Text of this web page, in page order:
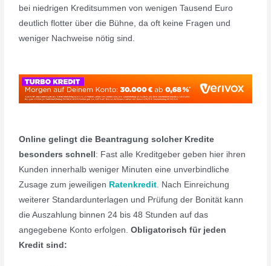
bei niedrigen Kreditsummen von wenigen Tausend Euro
deutlich flotter über die Bühne, da oft keine Fragen und
weniger Nachweise nötig sind.
Online gelingt die Beantragung solcher Kredite
besonders schnell: Fast alle Kreditgeber geben hier ihren
Kunden innerhalb weniger Minuten eine unverbindliche
Zusage zum jeweiligen Ratenkredit . Nach Einreichung
weiterer Standardunterlagen und Prüfung der Bonität kann
die Auszahlung binnen 24 bis 48 Stunden auf das
angegebene Konto erfolgen.Obligatorisch für jeden
Kredit sind: